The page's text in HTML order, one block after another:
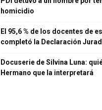
homicidio
El 95,6 % de los docentes de
completó la Declaración
Docuserie de Silvina Luna:
Hermano que la interpretará